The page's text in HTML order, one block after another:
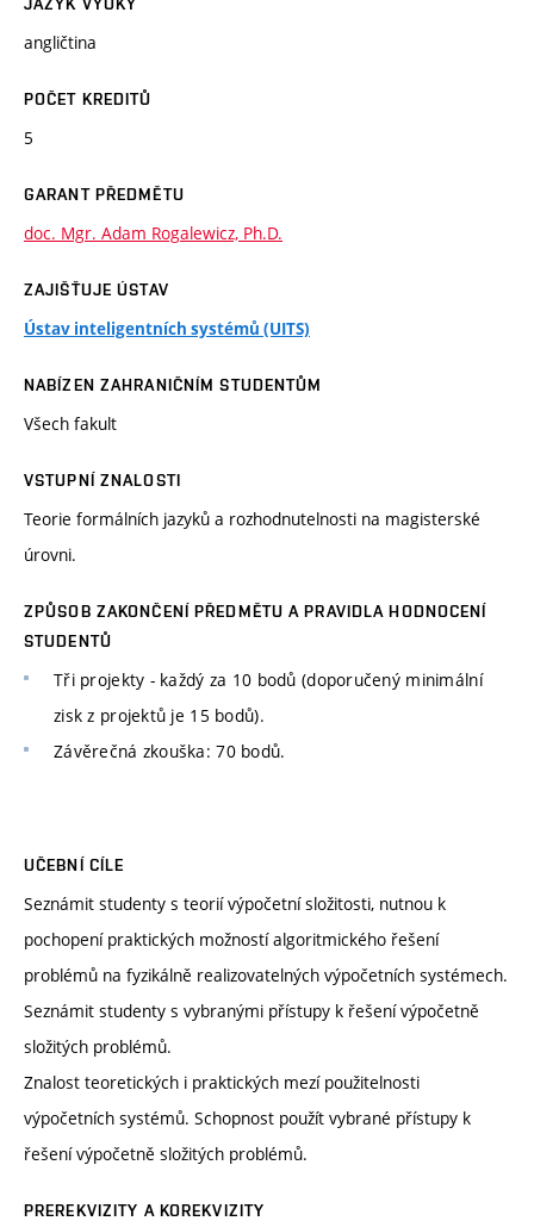
JAZYK VÝUKY
angličtina
POČET KREDITŮ
5
GARANT PŘEDMĚTU
doc. Mgr. Adam Rogalewicz, Ph.D.
ZAJIŠŤUJE ÚSTAV
Ústav inteligentních systémů (UITS)
NABÍZEN ZAHRANIČNÍM STUDENTŮM
Všech fakult
VSTUPNÍ ZNALOSTI
Teorie formálních jazyků a rozhodnutelnosti na magisterské
úrovni.
ZPŮSOB ZAKONČENÍ PŘEDMĚTU A PRAVIDLA HODNOCENÍ
STUDENTŮ
Tři projekty - každý za 10 bodů (doporučený minimální
zisk z projektů je 15 bodů).
Závěrečná zkouška: 70 bodů.
UČEBNÍ CÍLE
Seznámit studenty s teorií výpočetní složitosti, nutnou k
pochopení praktických možností algoritmického řešení
problémů na fyzikálně realizovatelných výpočetních systémech.
Seznámit studenty s vybranými přístupy k řešení výpočetně
složitých problémů.
Znalost teoretických i praktických mezí použitelnosti
výpočetních systémů. Schopnost použít vybrané přístupy k
řešení výpočetně složitých problémů.
PREREKVIZITY A KOREKVIZITY